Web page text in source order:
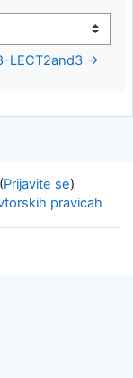
LECT2and3 →
Prijavite se)
pravicah